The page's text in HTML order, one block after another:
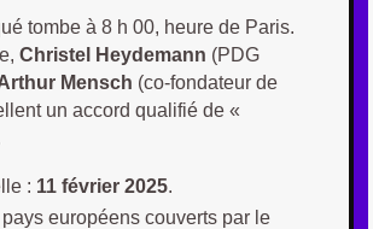
tombe à 8 h 00, heure de Paris.
Christel Heydemann (PDG
Mensch (co-fondateur de
un accord qualifié de «
: 11 février 2025.
européens couverts par le